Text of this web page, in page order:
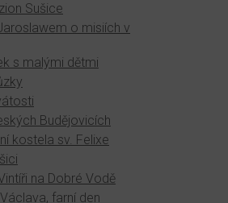
Sušice
o misiích v
s malými dětmi
Budějovicích
kostela sv. Felixe
na Dobré Vodě
farní den